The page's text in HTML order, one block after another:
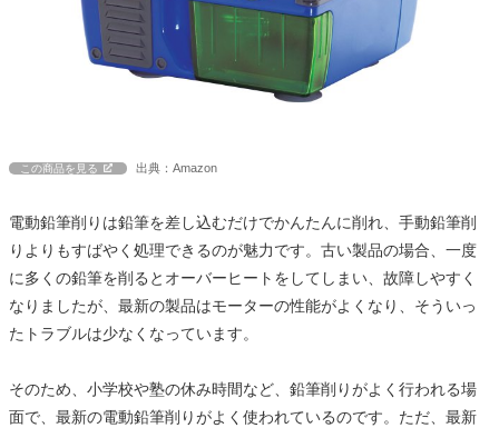
この商品を見る 出典：Amazon
電動鉛筆削りは鉛筆を差し込むだけでかんたんに削れ、手動鉛筆削
りよりもすばやく処理できるのが魅力です。古い製品の場合、一度
に多くの鉛筆を削るとオーバーヒートをしてしまい、故障しやすく
なりましたが、最新の製品はモーターの性能がよくなり、そういっ
たトラブルは少なくなっています。
そのため、小学校や塾の休み時間など、鉛筆削りがよく行われる場
面で、最新の電動鉛筆削りがよく使われているのです。ただ、最新